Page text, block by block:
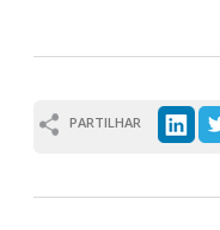
PARTILHAR